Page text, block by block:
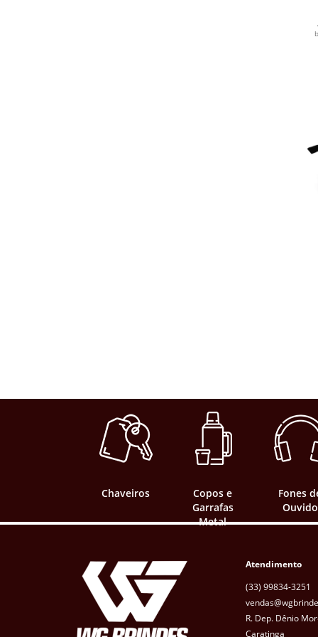
Chaveiros
Copos e
Garrafas
Metal
Fones
Ouvido
Atendimento
(33) 99834-3251
R. Dep. Dênio
Caratinga